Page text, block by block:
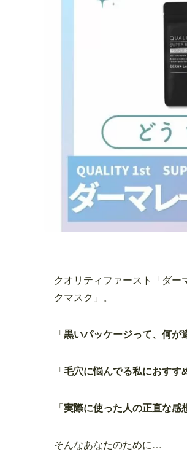
クオリティファースト「ダ
クマスク」。
「黒いパッケージって、何が
「毛穴に悩んでる私におすす
「実際に使った人の正直な感
そんなあなたのために…